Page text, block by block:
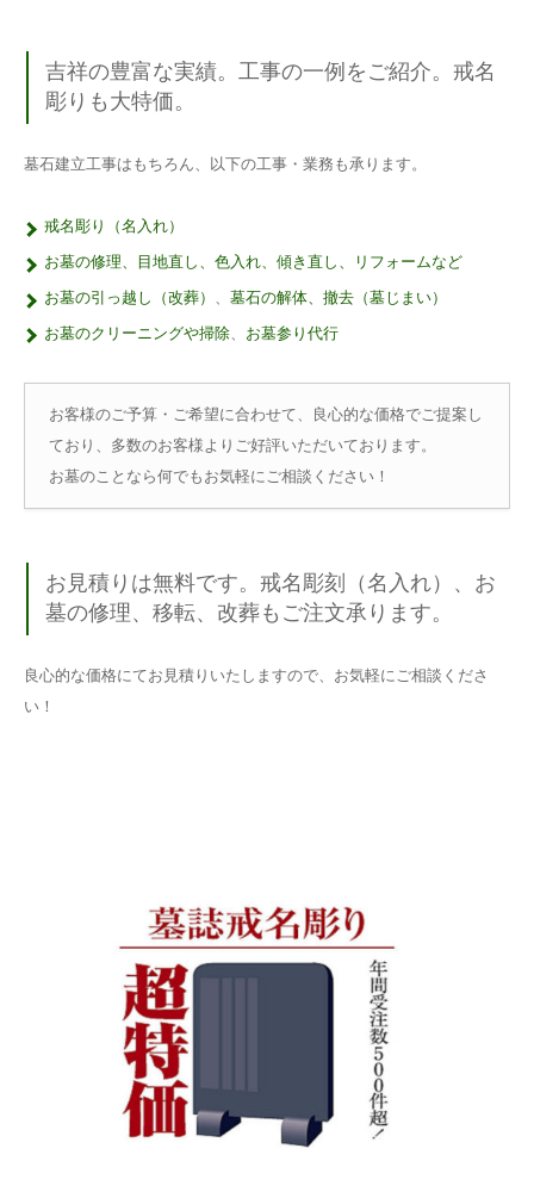
吉祥の豊富な実績。工事の一例をご紹介。戒名
彫りも大特価。
墓石建立工事はもちろん、以下の工事・業務も承ります。
戒名彫り（名入れ）
お墓の修理、目地直し、色入れ、傾き直し、リフォームなど
お墓の引っ越し（改葬） 、 墓石の解体、撤去（墓じまい）
お墓のクリーニングや掃除、 お墓参り代行
お客様のご予算・ご希望に合わせて、良心的な価格でご提案し
ており、多数のお客様よりご好評いただいております。
お墓のことなら何でもお気軽にご相談ください！
お見積りは無料です。戒名彫刻（名入れ）、お
墓の修理、移転、改葬もご注文承ります。
良心的な価格にてお見積りいたしますので、お気軽にご相談くださ
い！